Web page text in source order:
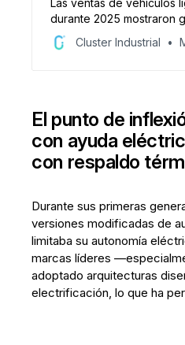
Las ventas de vehículos
durante 2025 mostraron
segmento. Modelos
NP300 encabezaron sus
Cluster Industrial
El punto de
con ayuda
con respaldo
Durante sus primeras
versiones modificadas de
limitaba su autonomía
marcas líderes
adoptado arquitecturas
electrificación, lo que ha